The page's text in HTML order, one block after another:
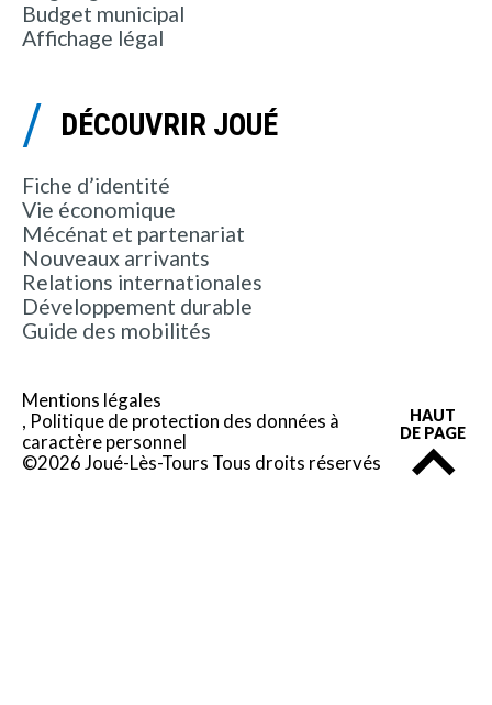
Budget municipal
Affichage légal
DÉCOUVRIR JOUÉ
Fiche d’identité
Vie économique
Mécénat et partenariat
Nouveaux arrivants
Relations internationales
Développement durable
Guide des mobilités
Mentions légales
Politique de protection des données à
caractère personnel
©2026 Joué-Lès-Tours Tous droits réservés
HAUT
DE PAGE